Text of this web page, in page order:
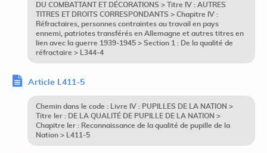
DU COMBATTANT ET DÉCORATIONS > Titre IV : AUTRES
TITRES ET DROITS CORRESPONDANTS > Chapitre IV :
Réfractaires, personnes contraintes au travail en pays
ennemi, patriotes transférés en Allemagne et autres titres en
lien avec la guerre 1939-1945 > Section 1 : De la qualité de
réfractaire > L344-4
Article L411-5
Chemin dans le code : Livre IV : PUPILLES DE LA NATION >
Titre Ier : DE LA QUALITÉ DE PUPILLE DE LA NATION >
Chapitre Ier : Reconnaissance de la qualité de pupille de la
Nation > L411-5